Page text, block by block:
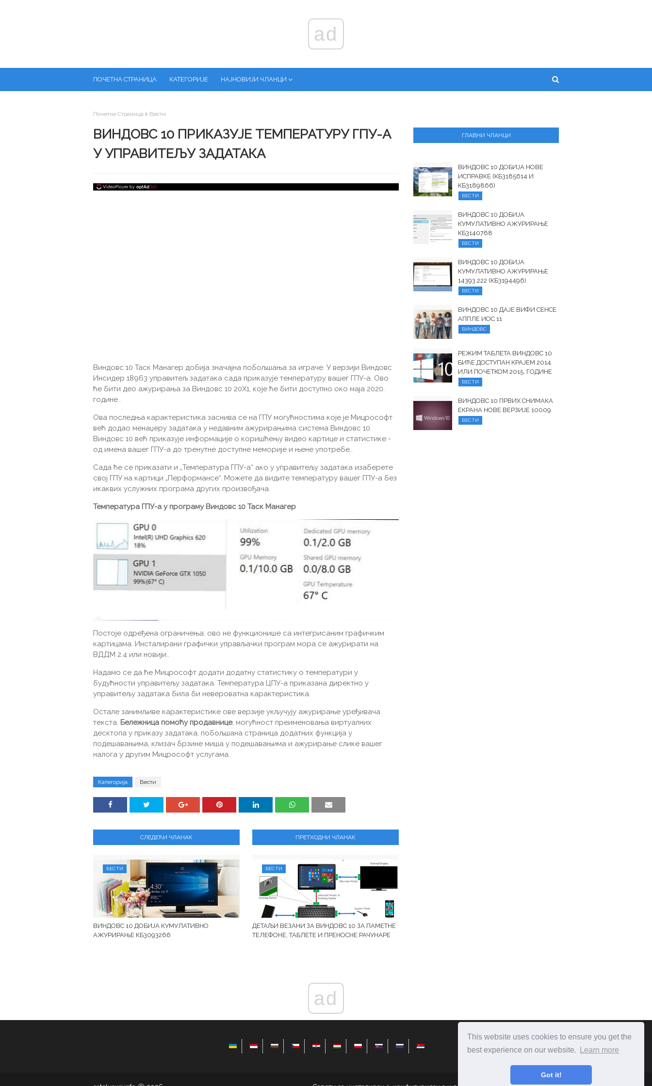
This website uses cookies to ensure you get the
best experience on our website.
Learn more
Got it!
ad
ПОЧЕТНА СТРАНИЦА КАТЕГОРИЈЕ НАЈНОВИЈИ ЧЛАНЦИ
Почетна Страница Вести
ВИНДОВС 10 ПРИКАЗУЈЕ ТЕМПЕРАТУРУ ГПУ-А
У УПРАВИТЕЉУ ЗАДАТАКА
Виндовс 10 Таск Манагер добија значајна побољшања за играче. У верзији Виндовс
Инсидер 18963 управитељ задатака сада приказује температуру вашег ГПУ-а. Ово
ће бити део ажурирања за Виндовс 10 20Х1, које ће бити доступно око маја 2020.
године..
Ова последња карактеристика заснива се на ГПУ могућностима које је Мицрософт
већ додао менаџеру задатака у недавним ажурирањима система Виндовс 10.
Виндовс 10 већ приказује информације о коришћењу видео картице и статистике -
од имена вашег ГПУ-а до тренутне доступне меморије и њене употребе..
Сада ће се приказати и „Температура ГПУ-а“ ако у управитељу задатака изаберете
свој ГПУ на картици „Перформансе“. Можете да видите температуру вашег ГПУ-а без
икаквих услужних програма других произвођача.
Температура ГПУ-а у програму Виндовс 10 Таск Манагер
Постоје одређена ограничења: ово не функционише са интегрисаним графичким
картицама. Инсталирани графички управљачки програм мора се ажурирати на
ВДДМ 2.4 или новији..
Надамо се да ће Мицрософт додати додатну статистику о температури у
будућности управитељу задатака. Температура ЦПУ-а приказана директно у
управитељу задатака била би невероватна карактеристика.
Остале занимљиве карактеристике ове верзије укључују ажурирање уређивача
текста. Бележница помоћу продавнице, могућност преименовања виртуалних
десктопа у приказу задатака, побољшана страница додатних функција у
подешавањима, клизач брзине миша у подешавањима и ажурирање слике вашег
налога у другим Мицрософт услугама.
Категорија Вести
СЛЕДЕЋИ ЧЛАНАК
ВЕСТИ
ВИНДОВС 10 ДОБИЈА КУМУЛАТИВНО
АЖУРИРАЊЕ КБ3093266
ПРЕТХОДНИ ЧЛАНАК
ВЕСТИ
ДЕТАЉИ ВЕЗАНИ ЗА ВИНДОВС 10 ЗА ПАМЕТНЕ
ТЕЛЕФОНЕ, ТАБЛЕТЕ И ПРЕНОСНЕ РАЧУНАРЕ
ГЛАВНИ ЧЛАНЦИ
ВИНДОВС 10 ДОБИЈА НОВЕ
ИСПРАВКЕ (КБ3185614 И
КБ3189866)
ВЕСТИ
ВИНДОВС 10 ДОБИЈА
КУМУЛАТИВНО АЖУРИРАЊЕ
КБ3140768
ВЕСТИ
ВИНДОВС 10 ДОБИЈА
КУМУЛАТИВНО АЖУРИРАЊЕ
14393.222 (КБ3194496)
ВЕСТИ
ВИНДОВС 10 ДАЈЕ ВИФИ СЕНСЕ
АППЛЕ ИОС 11
ВИНДОВС
РЕЖИМ ТАБЛЕТА ВИНДОВС 10
БИЋЕ ДОСТУПАН КРАЈЕМ 2014.
ИЛИ ПОЧЕТКОМ 2015. ГОДИНЕ
ВЕСТИ
ВИНДОВС 10 ПРВИХ СНИМАКА
ЕКРАНА НОВЕ ВЕРЗИЈЕ 10009
ВЕСТИ
ad